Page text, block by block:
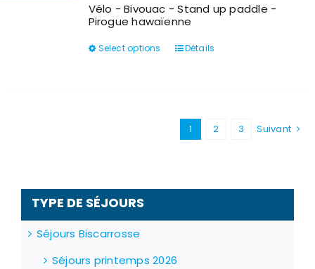
la
page
produit
Vélo - Bivouac - Stand up paddle -
Pirogue hawaïenne
Select options
Ce
options
peuvent
la
produit
Détails
1 2 3 Suivant
TYPE DE SÉJOURS
Séjours Biscarrosse
Séjours printemps 2026